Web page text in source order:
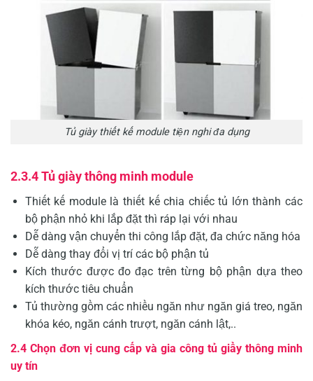
Tủ giày thiết kế module tiện nghi đa dụng
2.3.4 Tủ giày thông minh module
Thiết kế module là thiết kế chia chiếc tủ lớn thành các
bộ phận nhỏ khi lắp đặt thì ráp lại với nhau
Dễ dàng vận chuyển thi công lắp đặt, đa chức năng hóa
Dễ dàng thay đổi vị trí các bộ phận tủ
Kích thước được đo đạc trên từng bộ phận dựa theo
kích thước tiêu chuẩn
Tủ thường gồm các nhiều ngăn như ngăn giá treo, ngăn
khóa kéo, ngăn cánh trượt, ngăn cánh lật,..
2.4 Chọn đơn vị cung cấp và gia công tủ giầy thông minh
uy tín